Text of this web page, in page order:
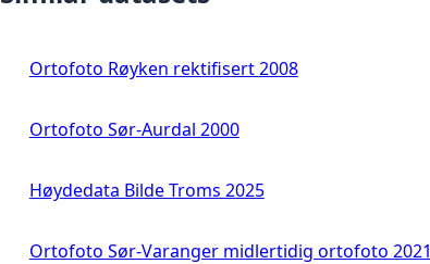
Ortofoto Røyken rektifisert 2008
Ortofoto Sør-Aurdal 2000
Høydedata Bilde Troms 2025
Ortofoto Sør-Varanger midlertidig ortofoto 2021